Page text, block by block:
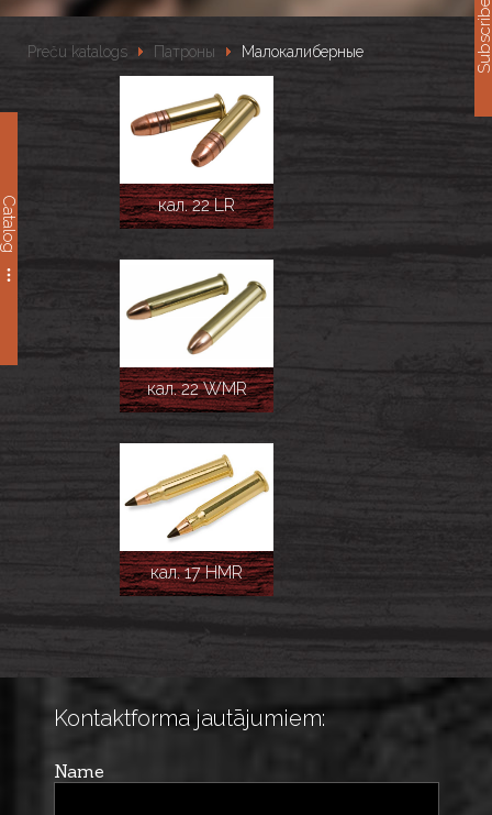
Catalog
Preču katalogs Патроны Малокалиберные
кал. 22 LR
кал. 22 WMR
кал. 17 HMR
Kontaktforma jautājumiem:
Name